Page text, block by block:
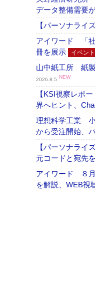
データ整備需要
【パーソナラ
アイワード 「社
冊を展示
イベント
山中紙工所 紙製
2026.8.5 NEW
【KSI視察レポ
界へヒント、
理想科学工業 小
から受注開始、
【パーソナラ
元コードと宛先
アイワード ８月
を解説、WEB視